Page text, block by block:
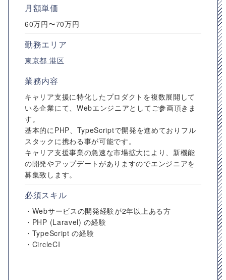
月額単価
60万円〜70万円
勤務エリア
東京都 港区
業務内容
キャリア支援に特化したプロダクトを複数展開して
いる企業にて、Webエンジニアとしてご参画頂きま
す。
基本的にPHP、TypeScriptで開発を進めておりフル
スタックに携わる事が可能です。
キャリア支援事業の急速な市場拡大により、新機能
の開発やアップデートがありますのでエンジニアを
募集致します。
必須スキル
・Webサービスの開発経験が2年以上ある方
・PHP (Laravel) の経験
・TypeScript の経験
・CircleCI